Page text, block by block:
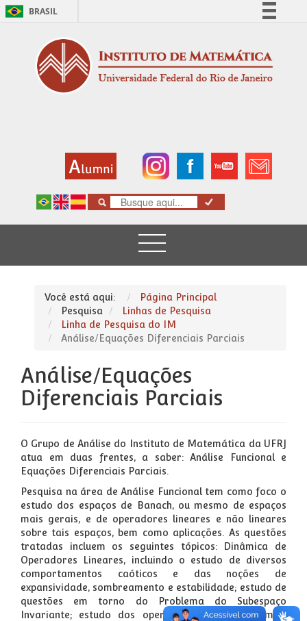
BRASIL
Comunica BR
Participe
Você está aqui:
Página Principal
Pesquisa
Linhas de Pesquisa
Linha de Pesquisa do IM
Análise/Equações Diferenciais Parciais
Análise/Equações
Diferenciais Parciais
O Grupo de Análise do Instituto de Matemática da UFRJ
atua em duas frentes, a saber: Análise Funcional e
Equações Diferenciais Parciais.
Pesquisa na área de Análise Funcional tem como foco o
estudo dos espaços de Banach, ou mesmo de espaços
mais gerais, e de operadores lineares e não lineares
sobre tais espaços, bem como aplicações. As questões
tratadas incluem os seguintes tópicos: Dinâmica de
Operadores Lineares, incluindo o estudo de diversos
comportamentos caóticos e das noções de
expansividade, sombreamento e estabilidade; estudo de
questões em torno do Problema do Subespaço
Invariante; estudo dos operadores que assumem a